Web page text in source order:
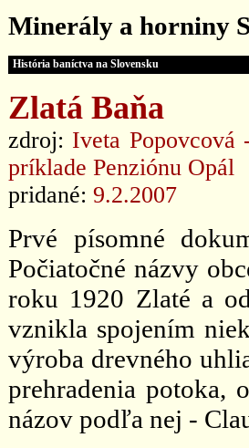
Minerály a horniny
História baníctva na Slovensku
Zlatá Baňa
zdroj: Iveta
príklade Penziónu Opál
pridané: 9.2.2007
Prvé písomné
Počiatočné názvy
roku 1920 Zlaté a
vznikla spojením
výroba drevného
prehradenia potoka,
názov podľa nej -